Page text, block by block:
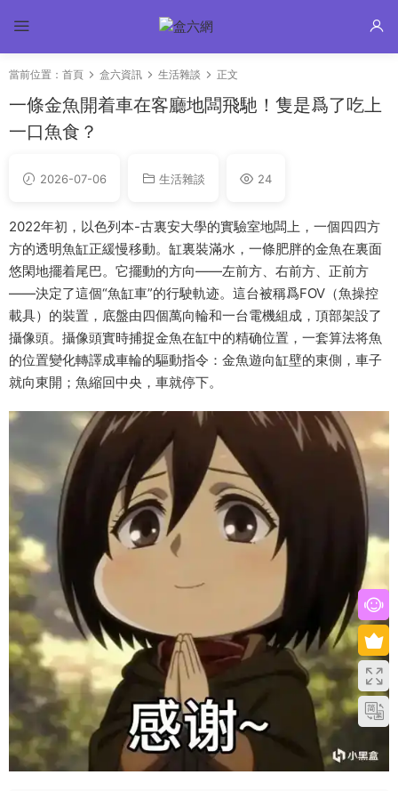
當前位置： 首頁 盒六資訊 生活雜談 正文
一條金魚開着車在客廳地闆飛馳！隻是爲了吃上
一口魚食？
2026-07-06 生活雜談 24
2022年初，以色列本-古裏安大學的實驗室地闆上，一個四四方
方的透明魚缸正緩慢移動。缸裏裝滿水，一條肥胖的金魚在裏面
悠閑地擺着尾巴。它擺動的方向——左前方、右前方、正前方
——決定了這個“魚缸車”的行駛軌迹。這台被稱爲FOV（魚操控
載具）的裝置，底盤由四個萬向輪和一台電機組成，頂部架設了
攝像頭。攝像頭實時捕捉金魚在缸中的精确位置，一套算法将魚
的位置變化轉譯成車輪的驅動指令：金魚遊向缸壁的東側，車子
就向東開；魚縮回中央，車就停下。